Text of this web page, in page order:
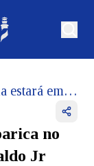
Vídeo: "Lula estará em Itaparica no dia 1 de julho", afirma Geraldo Jr
no
Jr